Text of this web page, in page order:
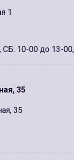
1
СБ. 10-00 до 13-
35
35